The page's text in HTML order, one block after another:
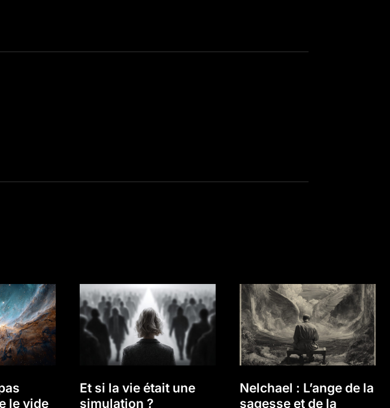
le vide
Et si la vie était une
simulation ?
Nelchael : L’ange de la
sagesse et de la